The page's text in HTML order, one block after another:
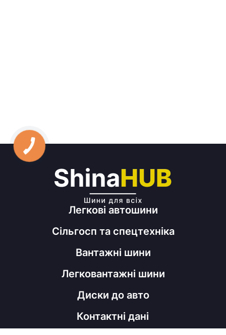
Легкові автошини
Сільгосп та спецтехніка
Вантажні шини
Легковантажні шини
Диски до авто
Контактні дані
КНОПКА
ЗВ'ЯЗКУ